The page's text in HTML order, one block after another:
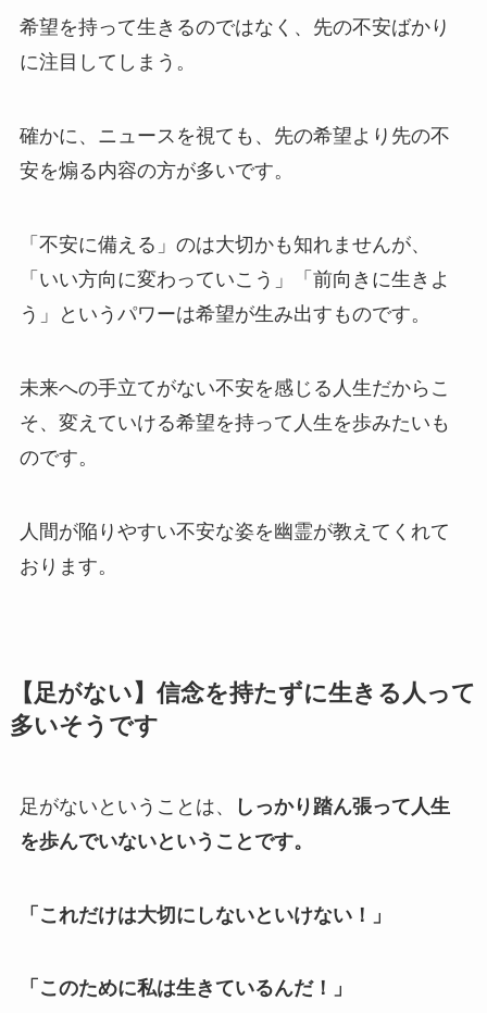
希望を持って生きるのではなく、先の不安ばかり
に注目してしまう。
確かに、ニュースを視ても、先の希望より先の不
安を煽る内容の方が多いです。
「不安に備える」のは大切かも知れませんが、
「いい方向に変わっていこう」「前向きに生きよ
う」というパワーは希望が生み出すものです。
未来への手立てがない不安を感じる人生だからこ
そ、変えていける希望を持って人生を歩みたいも
のです。
人間が陥りやすい不安な姿を幽霊が教えてくれて
おります。
【足がない】信念を持たずに生きる人って
多いそうです
足がないということは、
しっかり踏ん張って人生
を歩んでいないということです。
「これだけは大切にしないといけない！」
「このために私は生きているんだ！」